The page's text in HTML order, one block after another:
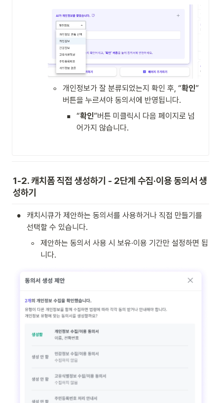
◦ 개인정보가 잘 분류되었는지 확인 후, “확인”
버튼을 누르셔야 동의서에 반영됩니다.
▪ “확인”버튼 미클릭시 다음 페이지로 넘
어가지 않습니다.
1-2. 캐치폼 직접 생성하기 - 2단계 수집·이용 동의서 생
성하기
•
캐치시큐가 제안하는 동의서를 사용하거나 직접 만들기를
선택할 수 있습니다.
◦
제안하는 동의서 사용 시 보유·이용 기간만 설정하면 됩
니다.